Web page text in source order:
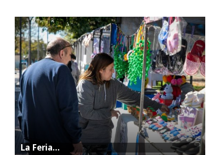
Promesa de…
La Feria…